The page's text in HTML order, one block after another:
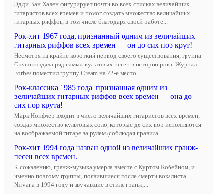
Эдди Ван Хален фигурирует почти во всех списках величайших
гитаристов всех времен и помог создать множество величайших
гитарных риффов, в том числе благодаря своей работе...
Рок-хит 1967 года, признанный одним из величайших
гитарных риффов всех времен — он до сих пор крут!
Несмотря на крайне короткий период своего существования, группа
Cream создала ряд самых культовых песен в истории рока. Журнал
Forbes поместил группу Cream на 22-е место...
Рок-классика 1985 года, признанная одним из
величайших гитарных риффов всех времен — она до
сих пор крута!
Марк Нопфлер входит в число величайших гитаристов всех времен,
создав множество культовых соло, которые до сих пор исполняются
на воображаемой гитаре за рулем (соблюдая правила...
Рок-хит 1994 года назван одной из величайших гранж-
песен всех времен.
К сожалению, гранж-музыка умерла вместе с Куртом Кобейном, и
именно поэтому группы, появившиеся после смерти вокалиста
Nirvana в 1994 году и звучавшие в стиле гранж,...